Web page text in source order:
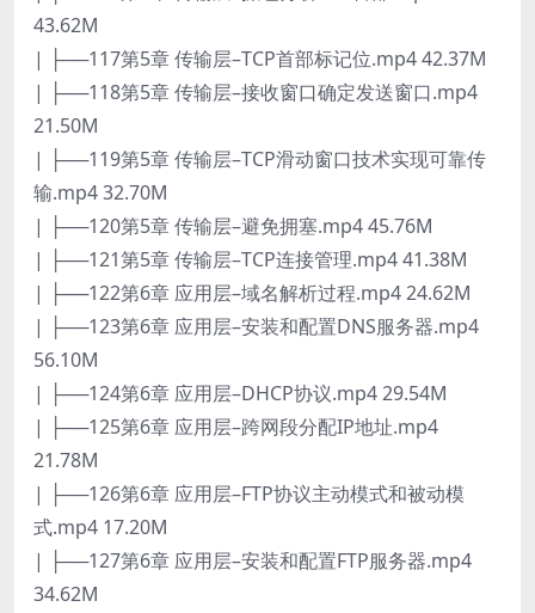
43.62M
| ├──117第5章 传输层–TCP首部标记位.mp4 42.37M
| ├──118第5章 传输层–接收窗口确定发送窗口.mp4
21.50M
| ├──119第5章 传输层–TCP滑动窗口技术实现可靠传
输.mp4 32.70M
| ├──120第5章 传输层–避免拥塞.mp4 45.76M
| ├──121第5章 传输层–TCP连接管理.mp4 41.38M
| ├──122第6章 应用层–域名解析过程.mp4 24.62M
| ├──123第6章 应用层–安装和配置DNS服务器.mp4
56.10M
| ├──124第6章 应用层–DHCP协议.mp4 29.54M
| ├──125第6章 应用层–跨网段分配IP地址.mp4
21.78M
| ├──126第6章 应用层–FTP协议主动模式和被动模
式.mp4 17.20M
| ├──127第6章 应用层–安装和配置FTP服务器.mp4
34.62M